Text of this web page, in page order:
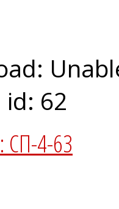
62
СП-4-63